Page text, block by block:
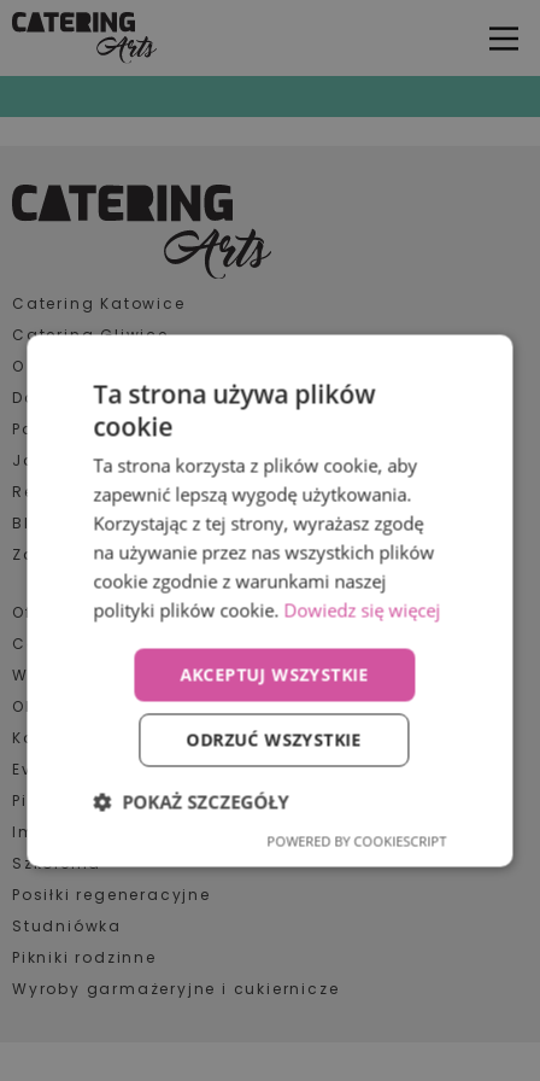
wesele
Kategorie
Bankiety, gale
Bez kategorii
Eventy plenerowe
Imprezy jubileuszowe
Komunie
Konferencje, szkolenia
Obiady dla pracowników
Pikniki firmowe, grille
Posiłki regeneracyjne
Studniówki
Targi, kongresy
Wesela
Wielkanoc firmowa
Catering Katowice
Catering Gliwice
O nas
Dotacje UE
Polecane miejsca
Jak działamy
Realizacje
Blog
Zaufali nam
Oferta:
Catering
Wigilia firmowa
Obiady dla pracowników
Konferencje
Event plenerowy
Pikniki firmowe
Impreza jubileuszowa
Szkolenia
Posiłki regeneracyjne
Studniówka
Pikniki rodzinne
Wyroby garmażeryjne i cukiernicze
Ta strona używa plików
cookie
Ta strona korzysta z plików cookie, aby
zapewnić lepszą wygodę użytkowania.
Korzystając z tej strony, wyrażasz zgodę
na używanie przez nas wszystkich plików
cookie zgodnie z warunkami naszej
polityki plików cookie. Dowiedz się więcej
AKCEPTUJ WSZYSTKIE
ODRZUĆ WSZYSTKIE
POKAŻ SZCZEGÓŁY
Wydajność
POWERED BY COOKIESCRIPT